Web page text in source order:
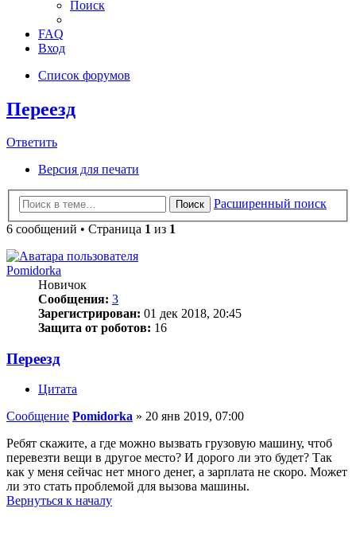
Поиск
FAQ
Вход
Список форумов
Переезд
Ответить
Версия для печати
Поиск
Расширенный поиск
6 сообщений • Страница 1 из 1
Pomidorka
Новичок
Сообщения: 3
Зарегистрирован: 01 дек 2018, 20:45
Защита от роботов: 16
Переезд
Цитата
Сообщение Pomidorka » 20 янв 2019, 07:00
Ребят скажите, а где можно вызвать грузовую машину, чтоб
перевезти вещи в другое место? И дорого ли это будет? Так
как у меня сейчас нет много денег, а зарплата не скоро. Может
ли это стать проблемой для вызова машины.
Вернуться к началу